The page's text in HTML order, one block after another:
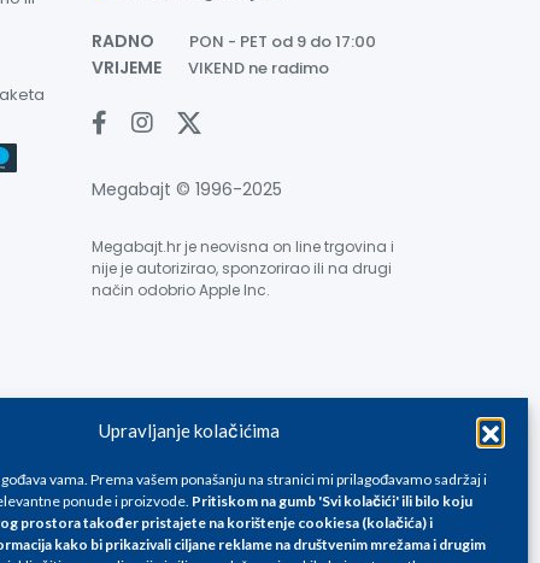
Upravljanje kolačićima
vama. Prema vašem ponašanju na stranici mi prilagođavamo sadržaj i
ponude i proizvode. Pritiskom na gumb 'Svi kolačići' ili bilo koju
prostora također pristajete na korištenje cookiesa (kolačića) i
kako bi prikazivali ciljane reklame na društvenim mrežama i drugim
RADNO PON - PET od 9 do 17:00
VRIJEME VIKEND ne radimo
Megabajt © 1996-2025
Megabajt.hr je neovisna on line trgovina i
nije je autorizirao, sponzorirao ili na drugi
način odobrio Apple Inc.
informativnog karaktera i podložne su promjenama, a
tome, ne možemo garantirati da su svi
greške prilikom štampanja te promjene cijena.